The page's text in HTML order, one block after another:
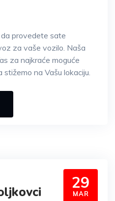
provedete sate
za vaše vozilo. Naša
za najkraće moguće
na Vašu lokaciju.
29
MAR